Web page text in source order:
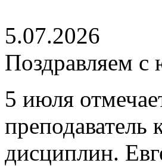
5.07.2026
Поздравляем
5 июля
дисциплин.